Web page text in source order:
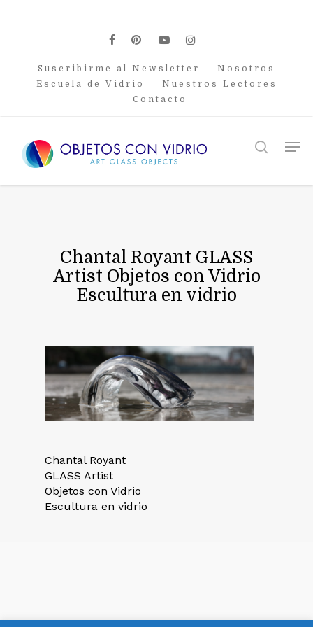
facebook
pinterest
youtubeinstagram
Suscribirme al Newsletter
Nosotros
Escuela de Vidrio
Nuestros Lectores
Contacto
search
Chantal Royant GLASS
Artist Objetos con Vidrio
Escultura en vidrio
Chantal Royant
GLASS Artist
Objetos con Vidrio
Escultura en vidrio